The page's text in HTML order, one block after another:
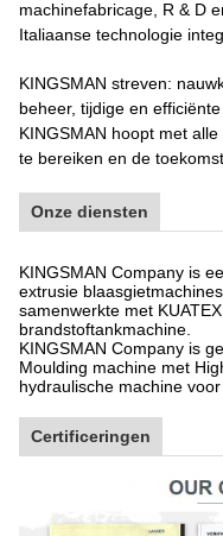
machinefabricage, R & D
Italiaanse technologie
KINGSMAN streven:
beheer, tijdige en
KINGSMAN hoopt met
te bereiken en de
Onze diensten
KINGSMAN Company is
extrusie
samenwerkte met
brandstoftankmachine.
KINGSMAN Company is
Moulding machine met
hydraulische machine
Certificeringen